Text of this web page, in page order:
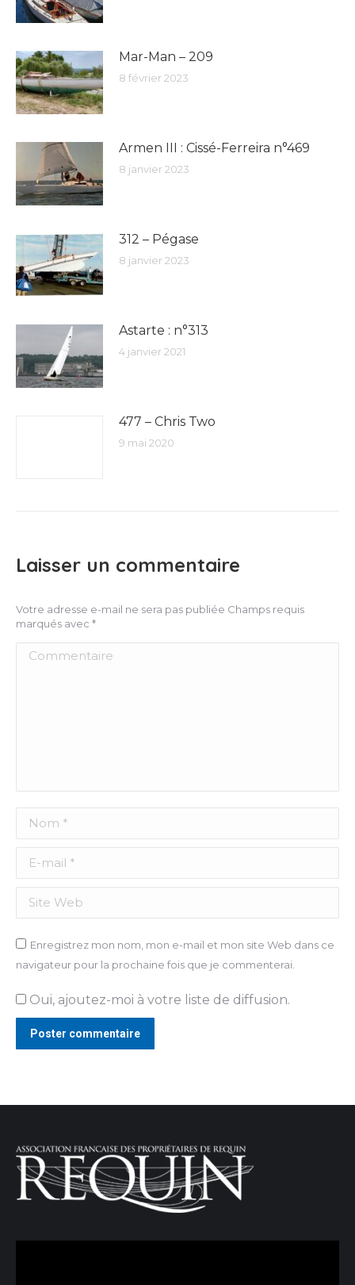
Mar-Man – 209
8 février 2023
Armen III : Cissé-Ferreira n°469
8 janvier 2023
312 – Pégase
8 janvier 2023
Astarte : n°313
4 janvier 2021
477 – Chris Two
9 mai 2020
Laisser un commentaire
Votre adresse e-mail ne sera pas publiée Champs requis
marqués avec *
Commentaire
Nom *
E-mail *
Site Web
Enregistrez mon nom, mon e-mail et mon site Web dans ce
navigateur pour la prochaine fois que je commenterai.
Oui, ajoutez-moi à votre liste de diffusion.
Poster commentaire